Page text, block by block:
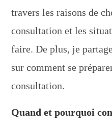
travers les raisons de
consultation et les
faire. De plus, je
sur comment se
consultation.
Quand et pourquoi